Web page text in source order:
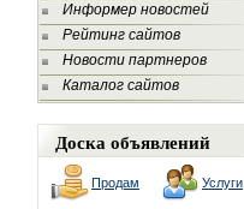
Информер новостей
Рейтинг сайтов
Новости партнеров
Каталог сайтов
Доска объявлений
Продам Услуги